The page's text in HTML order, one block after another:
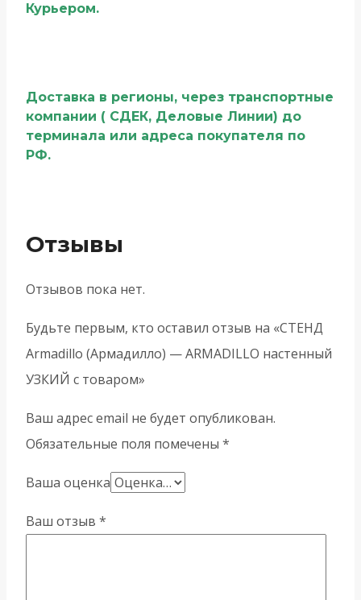
Курьером.
Доставка в регионы, через транспортные
компании ( СДЕК, Деловые Линии) до
терминала или адреса покупателя по
РФ.
Отзывы
Отзывов пока нет.
Будьте первым, кто оставил отзыв на «СТЕНД
Armadillo (Армадилло) — ARMADILLO настенный
УЗКИЙ с товаром»
Ваш адрес email не будет опубликован.
Обязательные поля помечены *
Ваша оценка
Ваш отзыв *